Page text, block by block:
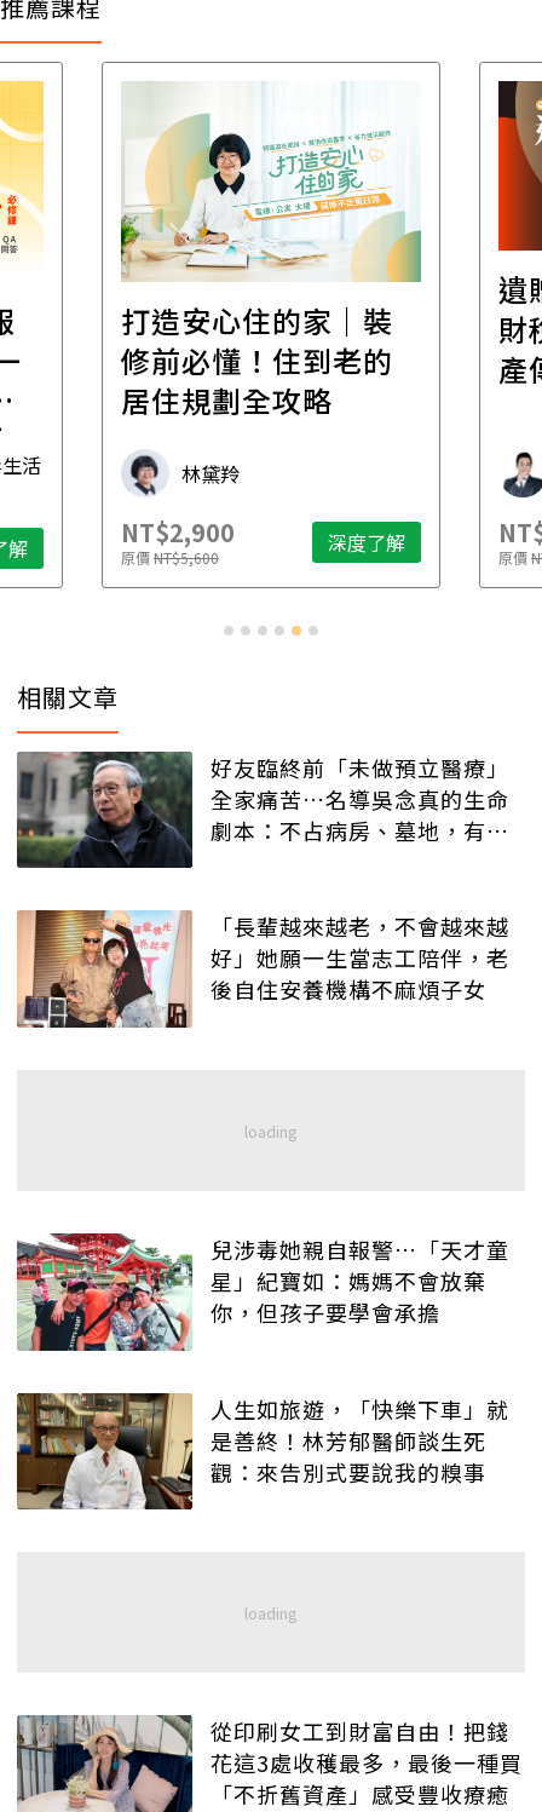
活
解
打造安心住的家｜裝
修前必懂！住到老的
居住規劃全攻略
林黛羚
NT$2,900
原價NT$5,600 深度了解
遺
財
產
原價
相關文章
好友臨終前「未做預立醫療」
全家痛苦…名導吳念真的生命
劇本：不占病房、墓地，有人
「長輩越來越老，不會越來越
好」她願一生當志工陪伴，老
後自住安養機構不麻煩子女
兒涉毒她親自報警…「天才童
星」紀寶如：媽媽不會放棄
你，但孩子要學會承擔
人生如旅遊，「快樂下車」就
是善終！林芳郁醫師談生死
觀：來告別式要說我的糗事
從印刷女工到財富自由！把錢
花這3處收穫最多，最後一種買
「不折舊資產」感受豐收療癒